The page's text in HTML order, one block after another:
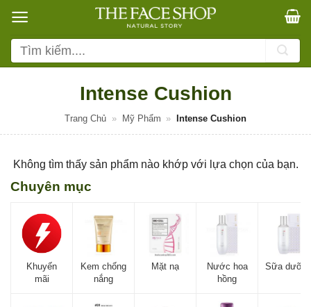
qua
nội
dung
Tìm
kiếm:
Intense Cushion
Trang Chủ » Mỹ Phẩm » Intense Cushion
Không tìm thấy sản phẩm nào khớp với lựa chọn của bạn.
Chuyên mục
Khuyến
mãi
Kem chống
nắng
Mặt nạ
Nước hoa
hồng
Sữa